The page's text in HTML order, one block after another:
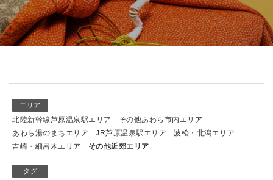
エリア
北陸新幹線芦原温泉駅エリア
その他あわら市内エリア
あわら湯のまちエリア
JR芦原温泉駅エリア
波松・北潟エリア
吉崎・細呂木エリア
その他近郊エリア
タグ